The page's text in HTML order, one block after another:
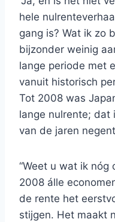
hele
gang is? Wat ik zo
bijzonder weinig
lange periode met
vanuit historisch
Tot 2008 was
lange nulrente; dat
van de jaren
“Weet u wat ik nóg
2008 álle
de rente het
stijgen. Het maakt